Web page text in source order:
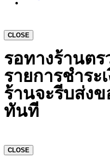
CLOSE
รอทางร้านต
รายการชำระ
ร้านจะรีบส่ง
ทันที
CLOSE